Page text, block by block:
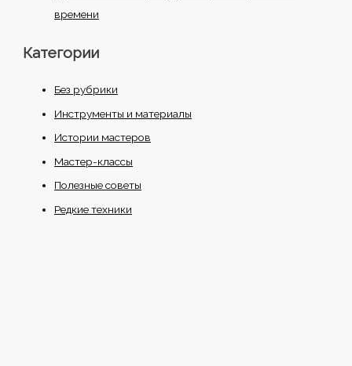
времени
Категории
Без рубрики
Инструменты и материалы
Истории мастеров
Мастер-классы
Полезные советы
Редкие техники